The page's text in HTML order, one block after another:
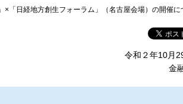
×「日経地方創生フォーラム」（名古屋会場）の開催に
令和２年10月
金